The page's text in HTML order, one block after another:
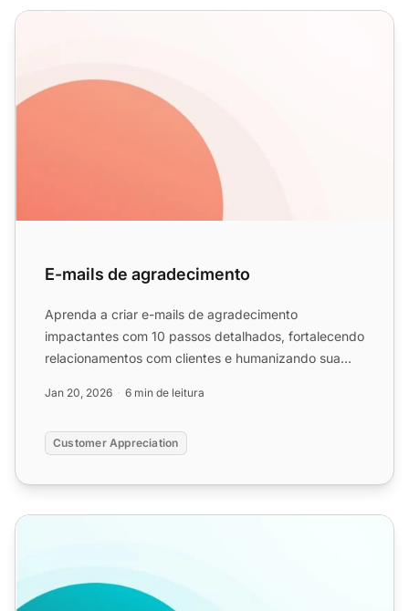
E-mails de agradecimento
E-mails de agradecimento
Aprenda a criar e-mails de agradecimento
impactantes com 10 passos detalhados, fortalecendo
relacionamentos com clientes e humanizando sua
Jan 20, 2026 6 min de leitura
Customer Appreciation
Modelos de Email de Agradecimento ao Cliente